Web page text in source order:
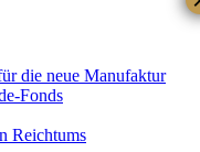
die neue Manufaktur
Fonds
Reichtums